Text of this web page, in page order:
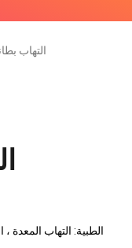
التهاب
الطبية: التهاب المعدة ،